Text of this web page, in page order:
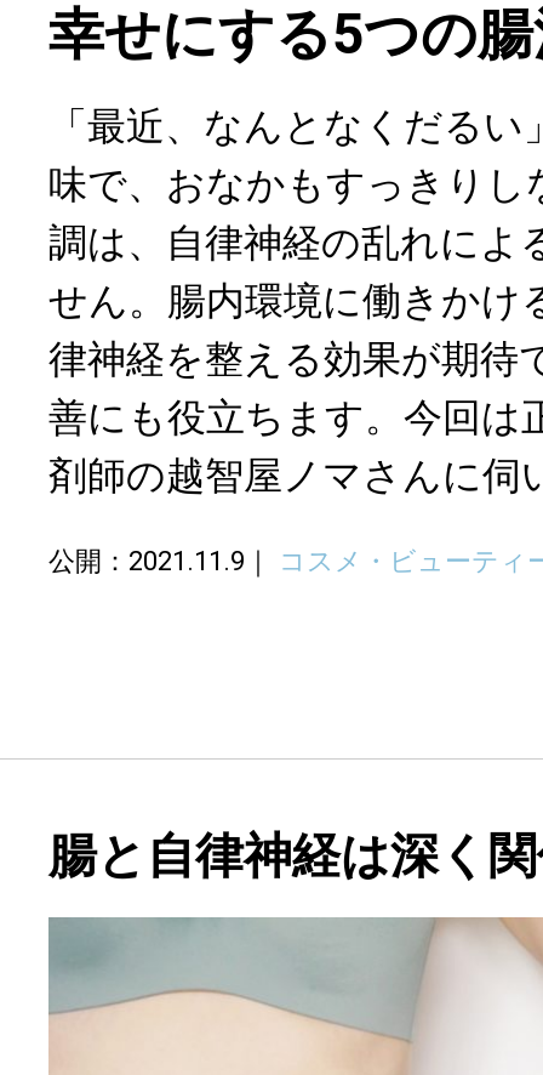
幸せにする5つの
「最近、なんとなくだる
味で、おなかもすっきりし
調は、自律神経の乱れによ
せん。腸内環境に働きかけ
律神経を整える効果が期待
善にも役立ちます。今回は
剤師の越智屋ノマさんに伺
公開：2021.11.9 コスメ・ビューティ
腸と自律神経は深く